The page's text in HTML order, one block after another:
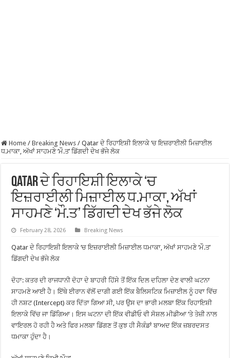
Home / Breaking News / Qatar ਦੇ ਰਿਹਾਇਸ਼ੀ ਇਲਾਕੇ ‘ਚ ਇਜ਼ਰਾਈਲੀ ਮਿਜ਼ਾਈਲ
ਧ.ਮਾਕਾ, ਅੱਖਾਂ ਸਾਹਮਣੇ ‘ਮੌ.ਤ’ ਡਿੱਗਦੀ ਦੇਖ ਭੱਜੇ ਲੋਕ
Qatar ਦੇ ਰਿਹਾਇਸ਼ੀ ਇਲਾਕੇ ‘ਚ
ਇਜ਼ਰਾਈਲੀ ਮਿਜ਼ਾਈਲ ਧ.ਮਾਕਾ, ਅੱਖਾਂ
ਸਾਹਮਣੇ ‘ਮੌ.ਤ’ ਡਿੱਗਦੀ ਦੇਖ ਭੱਜੇ ਲੋਕ
February 28, 2026 Breaking News
Qatar ਦੇ ਰਿਹਾਇਸ਼ੀ ਇਲਾਕੇ ‘ਚ ਇਜ਼ਰਾਈਲੀ ਮਿਜ਼ਾਈਲ ਧਮਾਕਾ, ਅੱਖਾਂ ਸਾਹਮਣੇ ‘ਮੌ.ਤ’
ਡਿੱਗਦੀ ਦੇਖ ਭੱਜੇ ਲੋਕ
ਦੋਹਾ: ਕਤਰ ਦੀ ਰਾਜਧਾਨੀ ਦੋਹਾ ਦੇ ਬਾਹਰੀ ਹਿੱਸੇ ਤੋਂ ਇੱਕ ਦਿਲ ਦਹਿਲਾ ਦੇਣ ਵਾਲੀ ਘਟਨਾ
ਸਾਹਮਣੇ ਆਈ ਹੈ। ਇੱਥੇ ਈਰਾਨ ਵੱਲੋਂ ਦਾਗੀ ਗਈ ਇੱਕ ਬੈਲਿਸਟਿਕ ਮਿਜ਼ਾਈਲ ਨੂੰ ਹਵਾ ਵਿੱਚ
ਹੀ ਨਸ਼ਟ (Intercept) ਕਰ ਦਿੱਤਾ ਗਿਆ ਸੀ, ਪਰ ਉਸ ਦਾ ਭਾਰੀ ਮਲਬਾ ਇੱਕ ਰਿਹਾਇਸ਼ੀ
ਇਲਾਕੇ ਵਿੱਚ ਜਾ ਡਿੱਗਿਆ। ਇਸ ਘਟਨਾ ਦੀ ਇੱਕ ਵੀਡੀਓ ਵੀ ਸੋਸ਼ਲ ਮੀਡੀਆ ‘ਤੇ ਤੇਜ਼ੀ ਨਾਲ
ਵਾਇਰਲ ਹੋ ਰਹੀ ਹੈ ਅਤੇ ਫਿਰ ਮਲਬਾ ਡਿੱਗਣ ਤੋਂ ਕੁਝ ਹੀ ਸੈਕੰਡਾਂ ਬਾਅਦ ਇੱਕ ਜ਼ਬਰਦਸਤ
ਧਮਾਕਾ ਹੁੰਦਾ ਹੈ।